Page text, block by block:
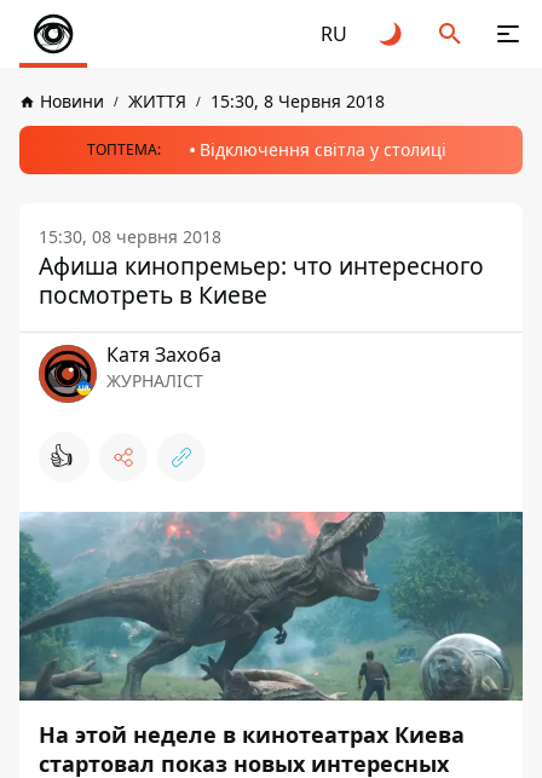
RU
Новини ЖИТТЯ 15:30, 8 Червня 2018
ТОПТЕМА: Відключення світла у столиці
15:30, 08 червня 2018
Афиша кинопремьер: что интересного
посмотреть в Киеве
Катя Захоба
ЖУРНАЛІСТ
👍
На этой неделе в кинотеатрах Киева
стартовал показ новых интересных